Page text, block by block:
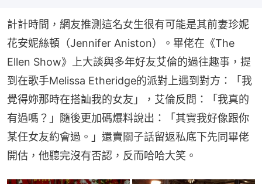
計計時間，網友推測這名女生很有可能是其前妻珍妮
花安妮絲頓（Jennifer Aniston）。畢佬在《The
Ellen Show》上大談與多年好友艾倫的過往趣事，提
到在歌手Melissa Etheridge的派對上遇到對方：「我
覺得妳那時在搭訕我的女友」，艾倫反問：「我真的
有過嗎？」隨後更加碼爆料說出：「其實我好像跟你
某任女友約會過。」還賣關子話留返私底下先同畢佬
開估，他聽完沒有否認，反而哈哈大笑。